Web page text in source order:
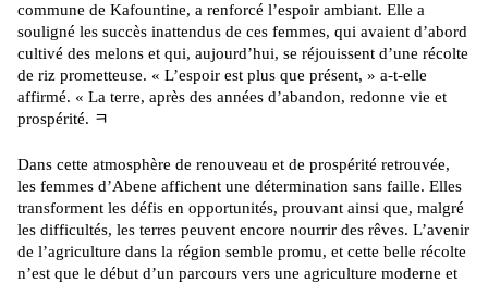
commune de Kafountine, a renforcé l’espoir ambiant. Elle a
souligné les succès inattendus de ces femmes, qui avaient d’abord
cultivé des melons et qui, aujourd’hui, se réjouissent d’une récolte
de riz prometteuse. « L’espoir est plus que présent, » a-t-elle
affirmé. « La terre, après des années d’abandon, redonne vie et
prospérité. ﾻ
Dans cette atmosphère de renouveau et de prospérité retrouvée,
les femmes d’Abene affichent une détermination sans faille. Elles
transforment les défis en opportunités, prouvant ainsi que, malgré
les difficultés, les terres peuvent encore nourrir des rêves. L’avenir
de l’agriculture dans la région semble promu, et cette belle récolte
n’est que le début d’un parcours vers une agriculture moderne et